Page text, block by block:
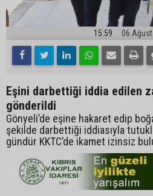
15:59 06
Eşini darbettiği iddia edilen
gönderildi
Gönyeli’de eşine hakaret edip
şekilde darbettiği iddiasıyla
gündür KKTC’de ikamet izinsiz